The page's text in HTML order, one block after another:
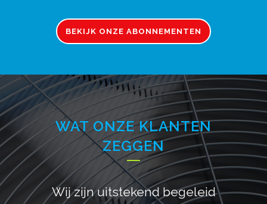
BEKIJK ONZE ABONNEMENTEN
WAT ONZE KLANTEN
ZEGGEN
Energiebreed is een echte
Wij zijn uitstekend begeleid